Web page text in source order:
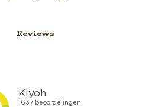
Reviews